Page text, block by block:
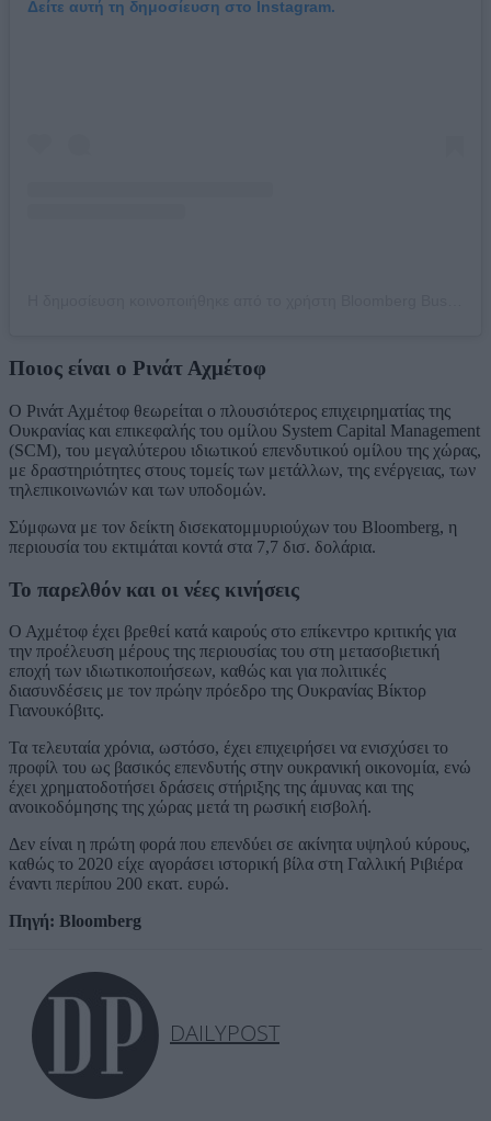
Δείτε αυτή τη δημοσίευση στο Instagram.
Ποιος είναι ο Ρινάτ Αχμέτοφ
Ο Ρινάτ Αχμέτοφ θεωρείται ο πλουσιότερος επιχειρηματίας της
Ουκρανίας και επικεφαλής του ομίλου System Capital Management
(SCM), του μεγαλύτερου ιδιωτικού επενδυτικού ομίλου της χώρας,
με δραστηριότητες στους τομείς των μετάλλων, της ενέργειας, των
τηλεπικοινωνιών και των υποδομών.
Σύμφωνα με τον δείκτη δισεκατομμυριούχων του Bloomberg, η
περιουσία του εκτιμάται κοντά στα 7,7 δισ. δολάρια.
Το παρελθόν και οι νέες κινήσεις
Ο Αχμέτοφ έχει βρεθεί κατά καιρούς στο επίκεντρο κριτικής για
την προέλευση μέρους της περιουσίας του στη μετασοβιετική
εποχή των ιδιωτικοποιήσεων, καθώς και για πολιτικές
διασυνδέσεις με τον πρώην πρόεδρο της Ουκρανίας Βίκτορ
Γιανουκόβιτς.
Τα τελευταία χρόνια, ωστόσο, έχει επιχειρήσει να ενισχύσει το
προφίλ του ως βασικός επενδυτής στην ουκρανική οικονομία, ενώ
έχει χρηματοδοτήσει δράσεις στήριξης της άμυνας και της
ανοικοδόμησης της χώρας μετά τη ρωσική εισβολή.
Δεν είναι η πρώτη φορά που επενδύει σε ακίνητα υψηλού κύρους,
καθώς το 2020 είχε αγοράσει ιστορική βίλα στη Γαλλική Ριβιέρα
έναντι περίπου 200 εκατ. ευρώ.
Πηγή: Bloomberg
DAILYPOST